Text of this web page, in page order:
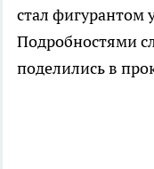
стал фигурантом
Подробностями
поделились в